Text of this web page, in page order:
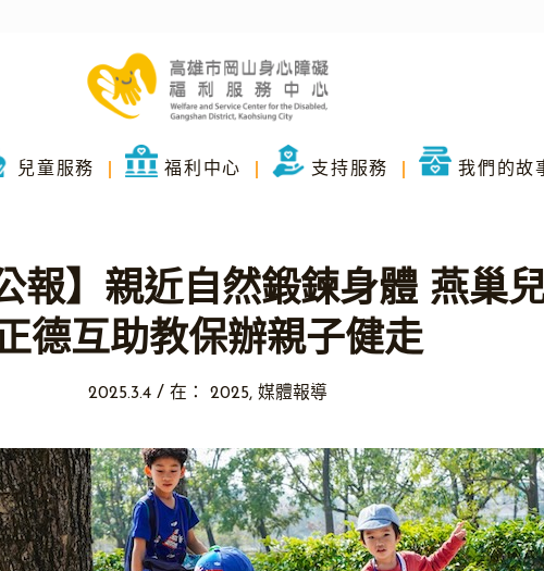
兒童服務 福利中心 支持服務 我們的故
報】親近自然鍛鍊身體 燕巢
德互助教保辦親子健走
2025.3.4 / 在： 2025, 媒體報導